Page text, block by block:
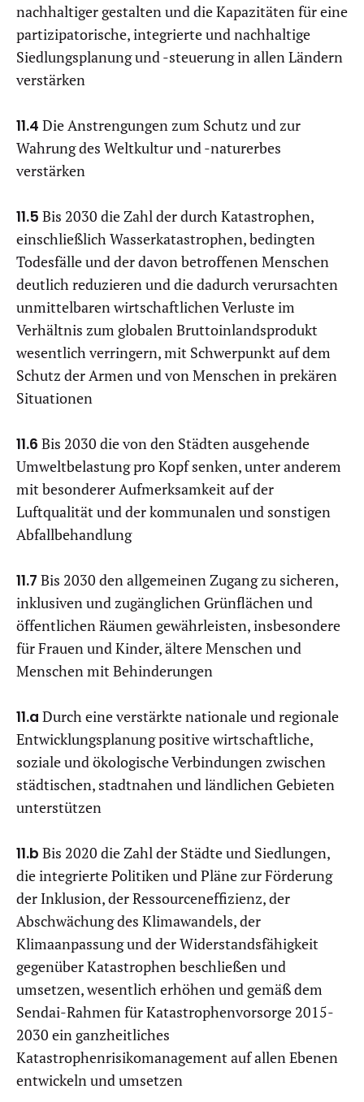
nachhaltiger gestalten und die Kapazitäten für eine
partizipatorische, integrierte und nachhaltige
Siedlungsplanung und -steuerung in allen Ländern
verstärken
11.4 Die Anstrengungen zum Schutz und zur
Wahrung des Weltkultur und -naturerbes
verstärken
11.5 Bis 2030 die Zahl der durch Katastrophen,
einschließlich Wasserkatastrophen, bedingten
Todesfälle und der davon betroffenen Menschen
deutlich reduzieren und die dadurch verursachten
unmittelbaren wirtschaftlichen Verluste im
Verhältnis zum globalen Bruttoinlandsprodukt
wesentlich verringern, mit Schwerpunkt auf dem
Schutz der Armen und von Menschen in prekären
Situationen
11.6 Bis 2030 die von den Städten ausgehende
Umweltbelastung pro Kopf senken, unter anderem
mit besonderer Aufmerksamkeit auf der
Luftqualität und der kommunalen und sonstigen
Abfallbehandlung
11.7 Bis 2030 den allgemeinen Zugang zu sicheren,
inklusiven und zugänglichen Grünflächen und
öffentlichen Räumen gewährleisten, insbesondere
für Frauen und Kinder, ältere Menschen und
Menschen mit Behinderungen
11.a Durch eine verstärkte nationale und regionale
Entwicklungsplanung positive wirtschaftliche,
soziale und ökologische Verbindungen zwischen
städtischen, stadtnahen und ländlichen Gebieten
unterstützen
11.b Bis 2020 die Zahl der Städte und Siedlungen,
die integrierte Politiken und Pläne zur Förderung
der Inklusion, der Ressourceneffizienz, der
Abschwächung des Klimawandels, der
Klimaanpassung und der Widerstandsfähigkeit
gegenüber Katastrophen beschließen und
umsetzen, wesentlich erhöhen und gemäß dem
Sendai-Rahmen für Katastrophenvorsorge 2015-
2030 ein ganzheitliches
Katastrophenrisikomanagement auf allen Ebenen
entwickeln und umsetzen